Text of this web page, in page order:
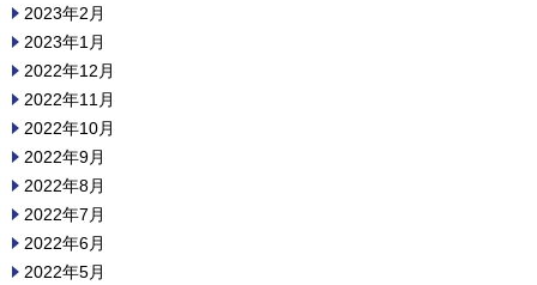
2023年2月
2023年1月
2022年12月
2022年11月
2022年10月
2022年9月
2022年8月
2022年7月
2022年6月
2022年5月